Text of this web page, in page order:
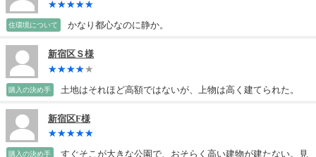
住環境について かなり都心なのに静か。
新宿区Ｓ様
購入の決め手 土地はそれほど高額ではないが、上物は高く建てられた。
新宿区F様
購入の決め手 すぐそこが大きな公園で、おそらく高い建物が建たない。見